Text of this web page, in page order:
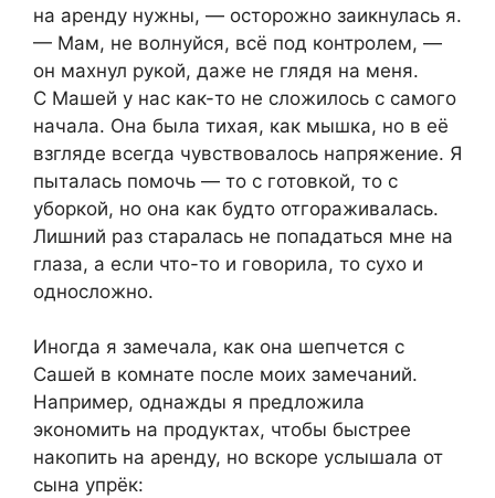
на аренду нужны, — осторожно заикнулась я.
— Мам, не волнуйся, всё под контролем, —
он махнул рукой, даже не глядя на меня.
С Машей у нас как-то не сложилось с самого
начала. Она была тихая, как мышка, но в её
взгляде всегда чувствовалось напряжение. Я
пыталась помочь — то с готовкой, то с
уборкой, но она как будто отгораживалась.
Лишний раз старалась не попадаться мне на
глаза, а если что-то и говорила, то сухо и
односложно.
Иногда я замечала, как она шепчется с
Сашей в комнате после моих замечаний.
Например, однажды я предложила
экономить на продуктах, чтобы быстрее
накопить на аренду, но вскоре услышала от
сына упрёк: